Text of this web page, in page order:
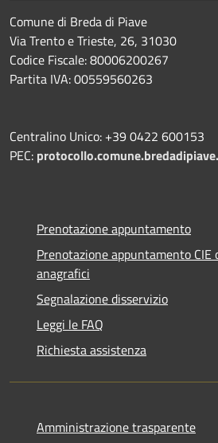
Comune di Breda di Piave
Via Trento e Trieste, 26, 31030
Codice Fiscale: 80006200267
Partita IVA: 00559560263
Centralino Unico: +39 0422 600153
PEC:
Prenotazione appuntamento
Prenotazione appuntamento
anagrafici
Segnalazione disservizio
Leggi le FAQ
Richiesta assistenza
Amministrazione trasparente